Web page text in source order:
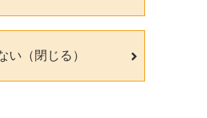
い（閉じる）